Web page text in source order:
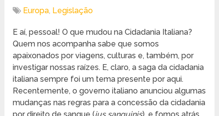
Europa, Legislação
E aí, pessoal! O que mudou na Cidadania Italiana?
Quem nos acompanha sabe que somos
apaixonados por viagens, culturas e, também, por
investigar nossas raízes. E, claro, a saga da cidadania
italiana sempre foi um tema presente por aqui.
Recentemente, o governo italiano anunciou algumas
mudanças nas regras para a concessão da cidadania